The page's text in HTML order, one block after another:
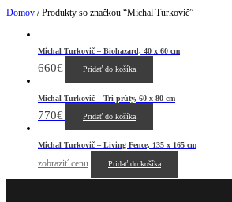
Domov / Produkty so značkou “Michal Turkovič”
Michal Turkovič – Biohazard, 40 x 60 cm
660€ Pridať do košíka
Michal Turkovič – Tri prúty, 60 x 80 cm
770€ Pridať do košíka
Michal Turkovič – Living Fence, 135 x 165 cm
zobraziť cenu Pridať do košíka